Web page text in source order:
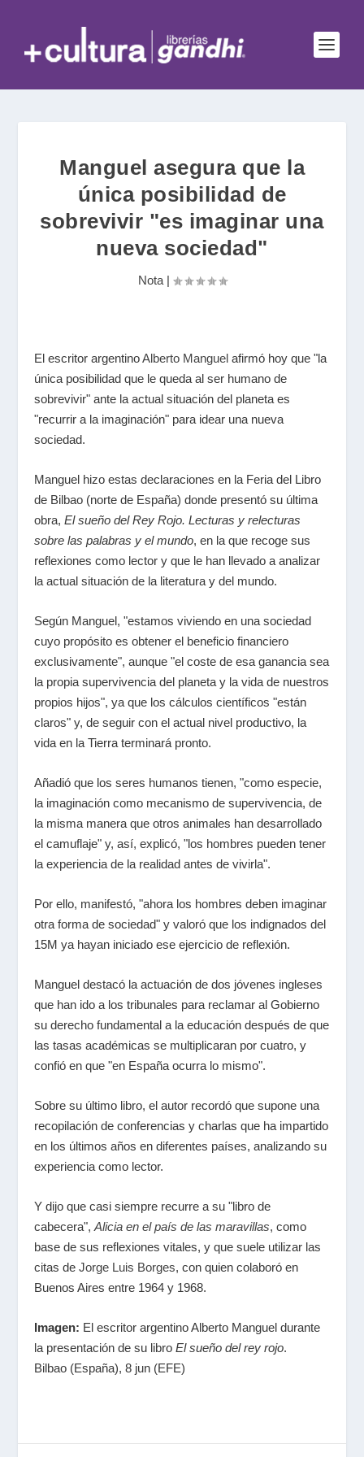
Manguel asegura que la
única posibilidad de
sobrevivir "es imaginar una
nueva sociedad"
Nota|
El escritor argentinoAlberto Manguel afirmó hoy que "la
única posibilidad que le queda al ser humano de
sobrevivir" ante la actual situación del planeta es
"recurrir a la imaginación" para idear una nueva
sociedad.
Manguel hizo estas declaraciones en la Feria del Libro
de Bilbao (norte de España) donde presentó su última
obra,El sueño del Rey Rojo. Lecturas y relecturas
sobre las palabras y el mundo, en la que recoge sus
reflexiones como lector y que le han llevado a analizar
la actual situación de la literatura y del mundo.
Según Manguel, "estamos viviendo en una sociedad
cuyo propósito es obtener el beneficio financiero
exclusivamente", aunque "el coste de esa ganancia sea
la propia supervivencia del planeta y la vida de nuestros
propios hijos", ya que los cálculos científicos "están
claros" y, de seguir con el actual nivel productivo, la
vida en la Tierra terminará pronto.
Añadió que los seres humanos tienen, "como especie,
la imaginación como mecanismo de supervivencia, de
la misma manera que otros animales han desarrollado
el camuflaje" y, así, explicó, "los hombres pueden tener
la experiencia de la realidad antes de vivirla".
Por ello, manifestó, "ahora los hombres deben imaginar
otra forma de sociedad" y valoró que los indignados del
15M ya hayan iniciado ese ejercicio de reflexión.
Manguel destacó la actuación de dos jóvenes ingleses
que han ido a los tribunales para reclamar al Gobierno
su derecho fundamental a la educación después de que
las tasas académicas se multiplicaran por cuatro, y
confió en que "en España ocurra lo mismo".
Sobre su último libro, el autor recordó que supone una
recopilación de conferencias y charlas que ha impartido
en los últimos años en diferentes países, analizando su
experiencia como lector.
Y dijo que casi siempre recurre a su "libro de
cabecera",Alicia en el país de las maravillas, como
base de sus reflexiones vitales, y que suele utilizar las
citas deJorge Luis Borges, con quien colaboró en
Buenos Aires entre 1964 y 1968.
Imagen: El escritor argentino Alberto Manguel durante
la presentación de su libroEl sueño del rey rojo.
Bilbao (España), 8 jun (EFE)